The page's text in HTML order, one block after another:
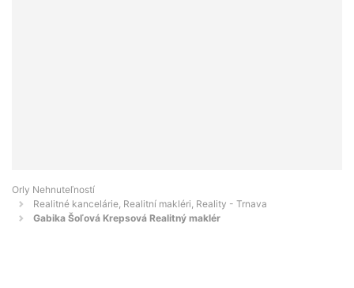
Orly Nehnuteľností
Realitné kancelárie, Realitní makléri, Reality - Trnava
Gabika Šoľová Krepsová Realitný maklér